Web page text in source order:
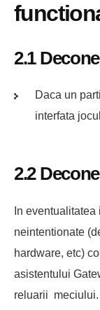
2.1
Daca un
interfata
2.2
In
neintentionate
hardware, etc)
asistentului
reluarii meciului.